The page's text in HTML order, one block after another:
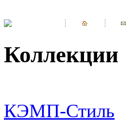
Коллекции
КЭМП-Стиль